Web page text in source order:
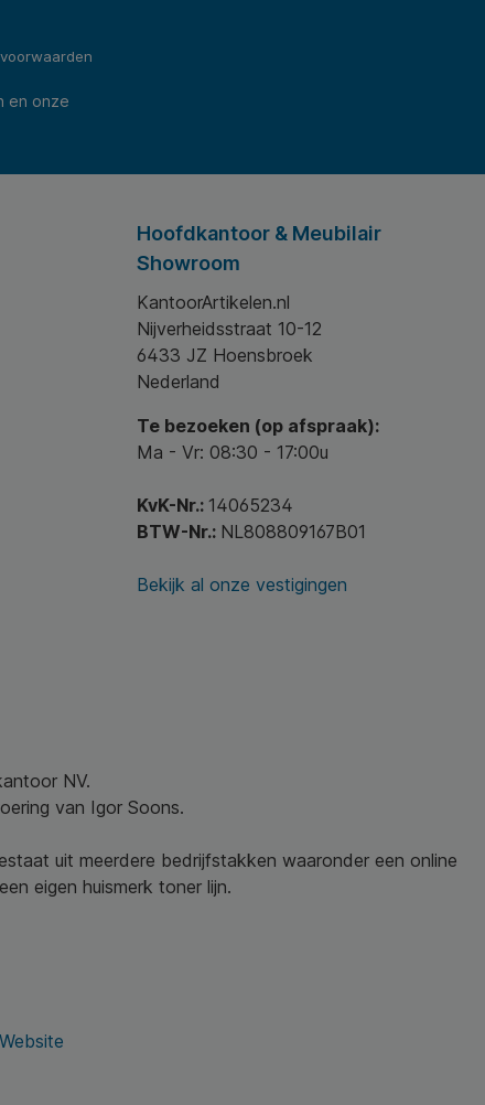
en onze
Hoofdkantoor & Meubilair
Showroom
KantoorArtikelen.nl
Nijverheidsstraat 10-12
6433 JZ Hoensbroek
Nederland
Te bezoeken (op afspraak):
Ma - Vr: 08:30 - 17:00u
KvK-Nr.: 14065234
BTW-Nr.: NL808809167B01
Bekijk al onze vestigingen
NV.
van Igor Soons.
uit meerdere bedrijfstakken waaronder een online
eigen huismerk toner lijn.
Website